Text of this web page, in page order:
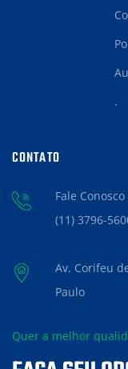
.
CONTATO
Fale Conosco
(11) 3796-
Av. Corifeu
Paulo
Quer a melhor